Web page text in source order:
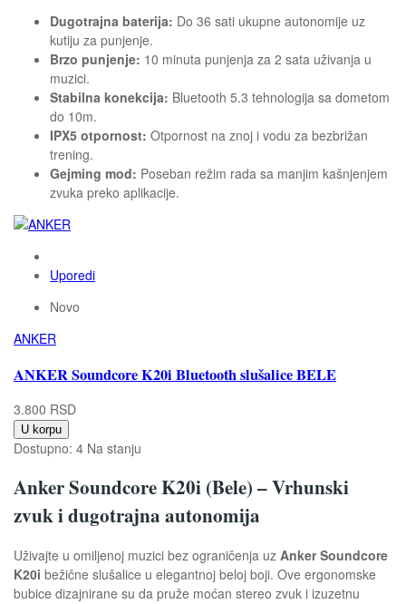
Dugotrajna baterija: Do 36 sati ukupne autonomije uz
kutiju za punjenje.
Brzo punjenje: 10 minuta punjenja za 2 sata uživanja u
muzici.
Stabilna konekcija: Bluetooth 5.3 tehnologija sa dometom
do 10m.
IPX5 otpornost: Otpornost na znoj i vodu za bezbrižan
trening.
Gejming mod: Poseban režim rada sa manjim kašnjenjem
zvuka preko aplikacije.
Uporedi
Novo
ANKER
ANKER Soundcore K20i Bluetooth slušalice BELE
3.800 RSD
U korpu
Dostupno: 4 Na stanju
Anker Soundcore K20i (Bele) – Vrhunski
zvuk i dugotrajna autonomija
Uživajte u omiljenoj muzici bez ograničenja uz Anker Soundcore
K20i bežične slušalice u elegantnoj beloj boji. Ove ergonomske
bubice dizajnirane su da pruže moćan stereo zvuk i izuzetnu